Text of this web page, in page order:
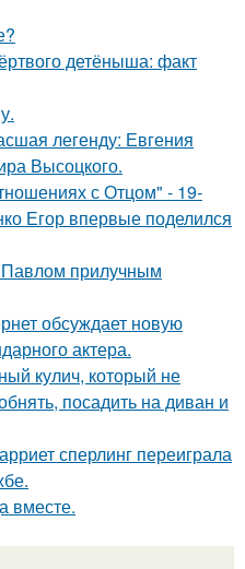
детёныша: факт
легенду: Евгения
Высоцкого.
с Отцом" - 19-
Егор впервые поделился
прилучным
обсуждает новую
актера.
кулич, который не
посадить на диван и
сперлинг переиграла
вместе.